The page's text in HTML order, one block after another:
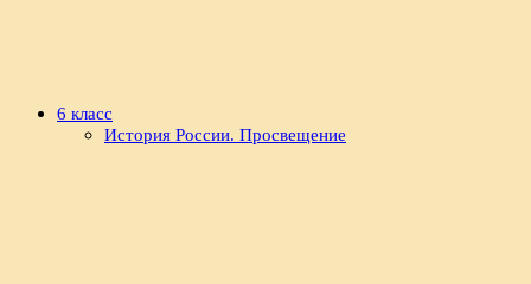
6 класс
История России. Просвещение